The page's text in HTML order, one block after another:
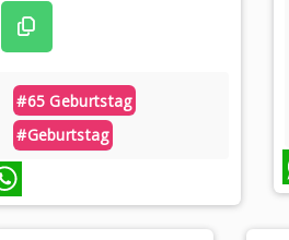
#65 Geburtstag
#geburtstag